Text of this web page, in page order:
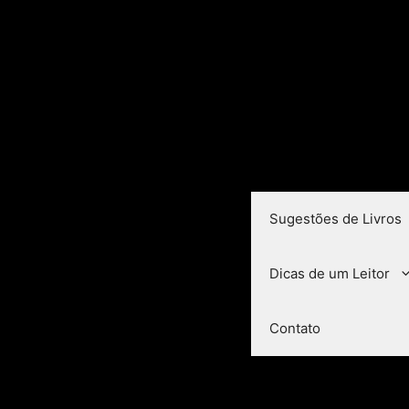
Sugestões de Livros
Dicas de um Leitor
Contato